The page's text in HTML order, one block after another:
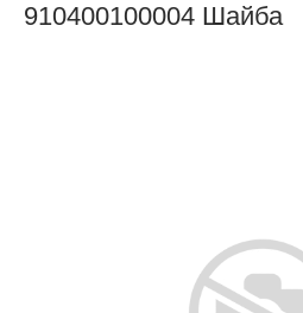
910400100004 Шайба